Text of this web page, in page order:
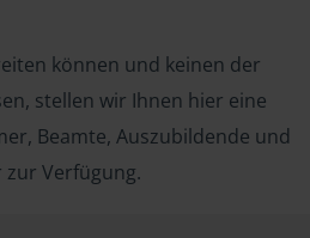
können und keinen der
stellen wir Ihnen hier eine
Beamte, Auszubildende und
zur Verfügung.